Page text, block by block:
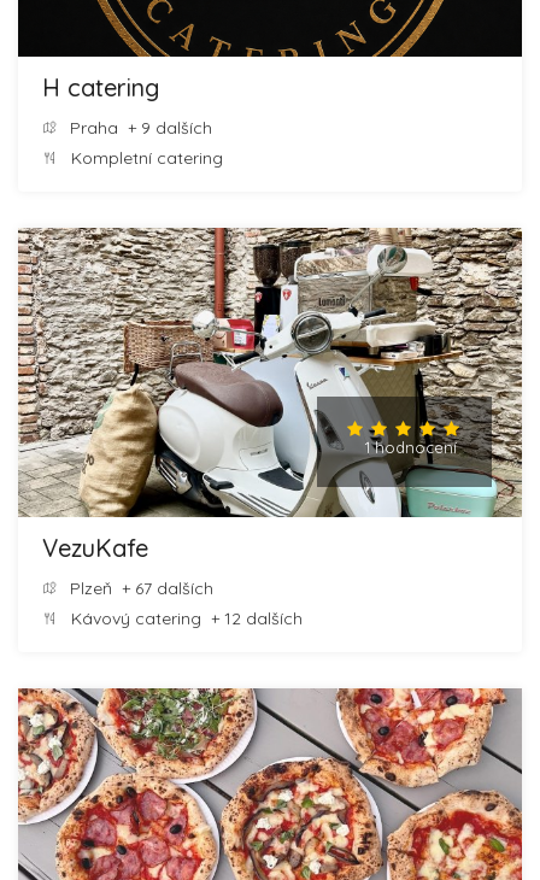
H catering
Praha + 9 dalších
Kompletní catering
1 hodnocení
VezuKafe
Plzeň + 67 dalších
Kávový catering + 12 dalších